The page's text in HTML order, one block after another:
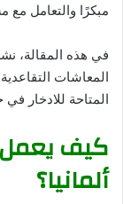
مبكرًا والتعامل مع
في هذه المقالة،
المعاشات
المتاحة للادخار
كيف
ألمانيا؟